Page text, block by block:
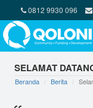
0812 9930 096
SELAMAT
Beranda Berita
PD Sarana Jaya
Rumah Yatim
Kepercayaan BP